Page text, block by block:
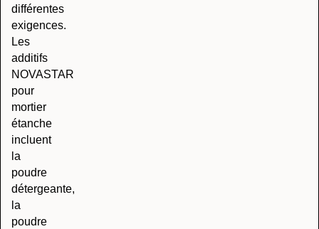
différentes
exigences.
Les
additifs
NOVASTAR
pour
mortier
étanche
incluent
la
poudre
détergeante,
la
poudre